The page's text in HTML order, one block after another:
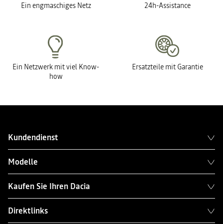
Ein engmaschiges Netz 24h-Assistance
Ein Netzwerk mit viel Know-
how
Ersatzteile mit Garantie
Kundendienst
Modelle
Kaufen Sie Ihren Dacia
Direktlinks